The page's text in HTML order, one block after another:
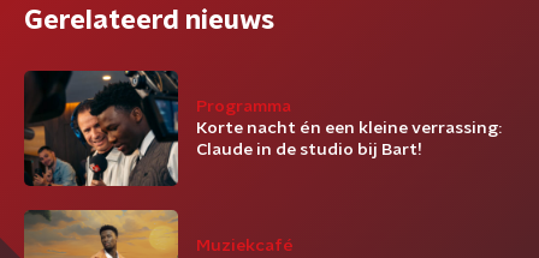
Gerelateerd nieuws
Programma
Korte nacht én een kleine verrassing:
Claude in de studio bij Bart!
Muziekcafé